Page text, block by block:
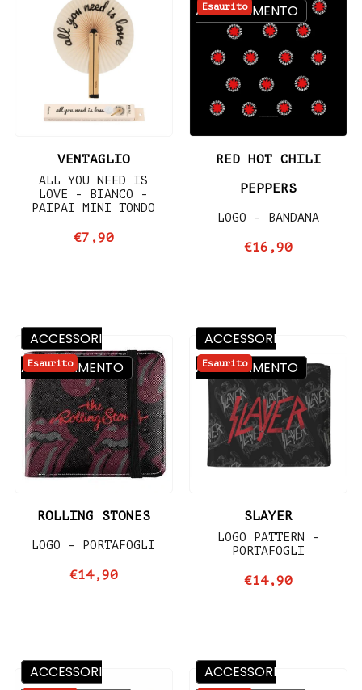
VENTAGLIO
ALL YOU NEED IS
LOVE - BIANCO -
PAIPAI MINI TONDO
€7,90
Esaurito
RED HOT CHILI
PEPPERS
LOGO - BANDANA
€16,90
ABBIGLIAMENTO
Esaurito
ROLLING STONES
LOGO - PORTAFOGLI
€14,90
ACCESSORI
ABBIGLIAMENTO
Esaurito
SLAYER
LOGO PATTERN -
PORTAFOGLI
€14,90
ACCESSORI
ABBIGLIAMENTO
ACCESSORI ACCESSORI